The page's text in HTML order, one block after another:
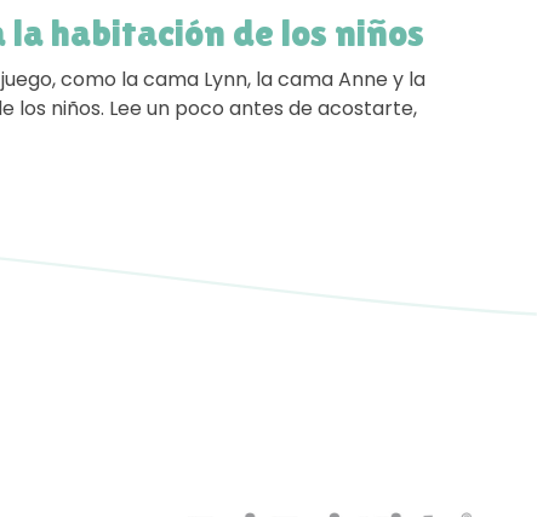
habitación de los niños
como la cama Lynn, la cama Anne y la
los niños. Lee un poco antes de acostarte,